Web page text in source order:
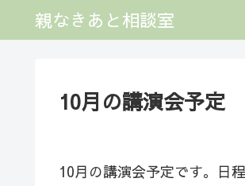
親なきあと相談室
10月の講演会予定
10月の講演会予定です。日